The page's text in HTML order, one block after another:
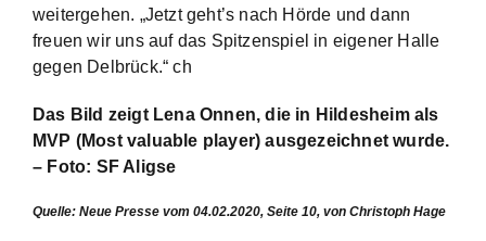
weitergehen. „Jetzt geht’s nach Hörde und dann
freuen wir uns auf das Spitzenspiel in eigener Halle
gegen Delbrück.“ ch
Das Bild zeigt Lena Onnen, die in Hildesheim als
MVP (Most valuable player) ausgezeichnet wurde.
– Foto: SF Aligse
Quelle: Neue Presse vom 04.02.2020, Seite 10, von Christoph Hage